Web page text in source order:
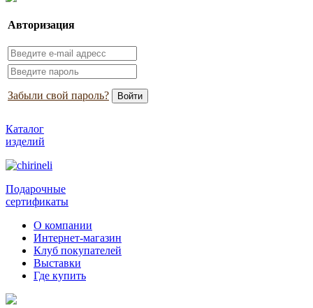
Авторизация
Забыли свой пароль?
Каталог
изделий
Подарочные
сертификаты
О компании
Интернет-магазин
Клуб покупателей
Выставки
Где купить